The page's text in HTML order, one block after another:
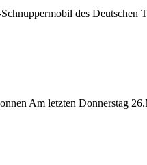
des Deutschen
Am letzten Donnerstag